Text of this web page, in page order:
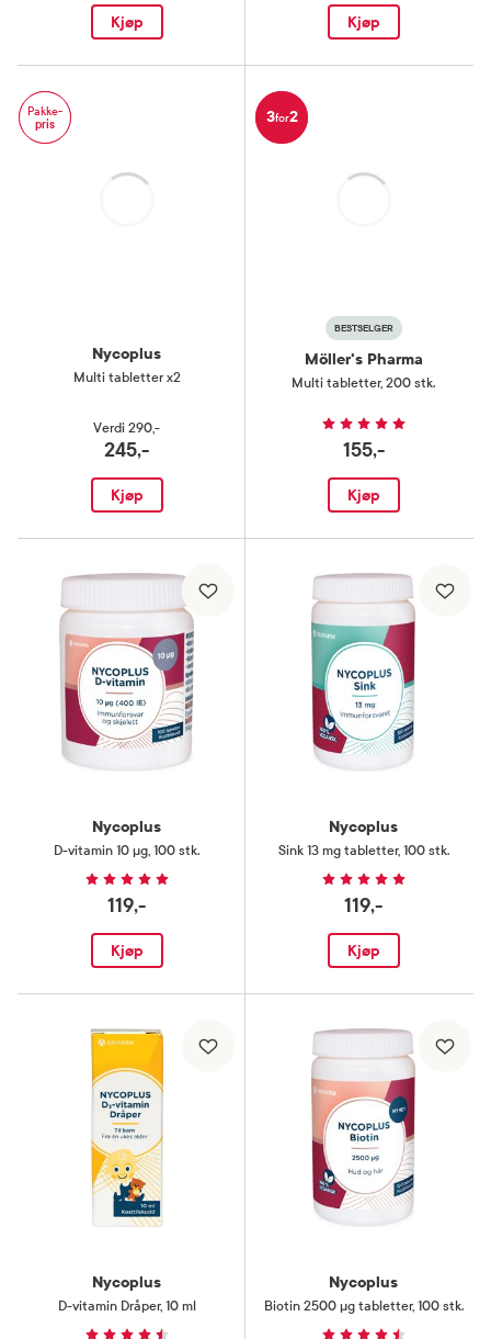
Kjøp Kjøp
Pakke-
pris
Nycoplus
Multi tabletter x2
Verdi 290,-
245,-
Kjøp
3for2
BESTSELGER
Möller's Pharma
Multi tabletter, 200 stk.
155,-
Kjøp
Nycoplus
D-vitamin 10 µg, 100 stk.
119,-
Kjøp
Nycoplus
Sink 13 mg tabletter, 100 stk.
119,-
Kjøp
Nycoplus
D-vitamin Dråper, 10 ml
Nycoplus
Biotin 2500 µg tabletter, 100 stk.